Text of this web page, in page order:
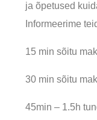
ja õpetused
Informeerime
15 min sõitu
30 min sõitu
45min – 1.5h